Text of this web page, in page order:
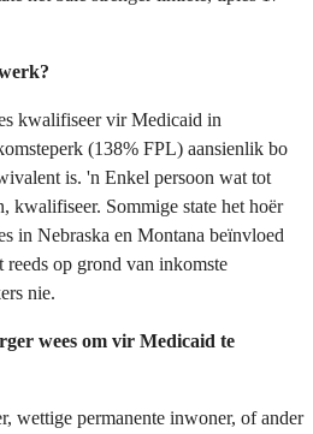
kwalifiseer vir Medicaid in
(138% FPL) aansienlik bo
is. 'n Enkel persoon wat tot
kwalifiseer. Sommige state het hoër
in Nebraska en Montana beïnvloed
reeds op grond van inkomste
nie.
wees om vir Medicaid te
wettige permanente inwoner, of ander